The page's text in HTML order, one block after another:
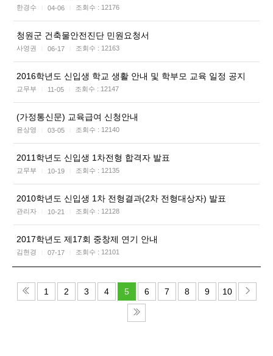
한경수 04-06 조회수 : 12176
청원군 건축물안전진단 민원요청서
사영권 06-17 조회수 : 12163
2016학년도 신입생 학교 생활 안내 및 학부모 교육 일정 공지
교무부 11-05 조회수 : 12147
(가정통신문) 교육급여 신청안내
윤상영 03-05 조회수 : 12140
2011학년도 신입생 1차전형 합격자 발표
교무부 10-19 조회수 : 12135
2010학년도 신입생 1차 전형결과(2차 전형대상자) 발표
관리자 10-21 조회수 : 12128
2017학년도 제17회 중창제 연기 안내
김현경 07-17 조회수 : 12101
1 2 3 4 5 6 7 8 9 10